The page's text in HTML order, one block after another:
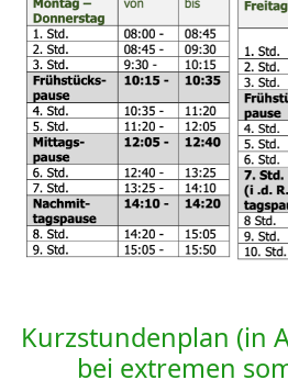
Kurzstundenplan (in
bei extremen